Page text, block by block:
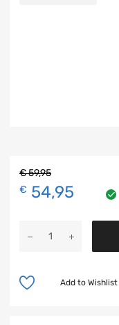
€59,95
€ 54,95
Add to Wishlist